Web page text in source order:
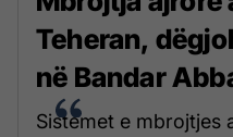
Teheran,
në Bandar
Sistemet e mbrojtjes